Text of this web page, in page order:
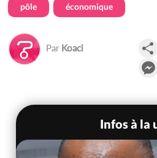
pôle économique
Par Koaci
Infos à la